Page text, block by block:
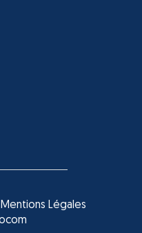
Mentions Légales